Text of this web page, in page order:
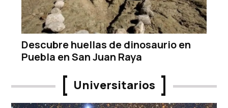
Descubre huellas de dinosaurio en
Puebla en San Juan Raya
Universitarios